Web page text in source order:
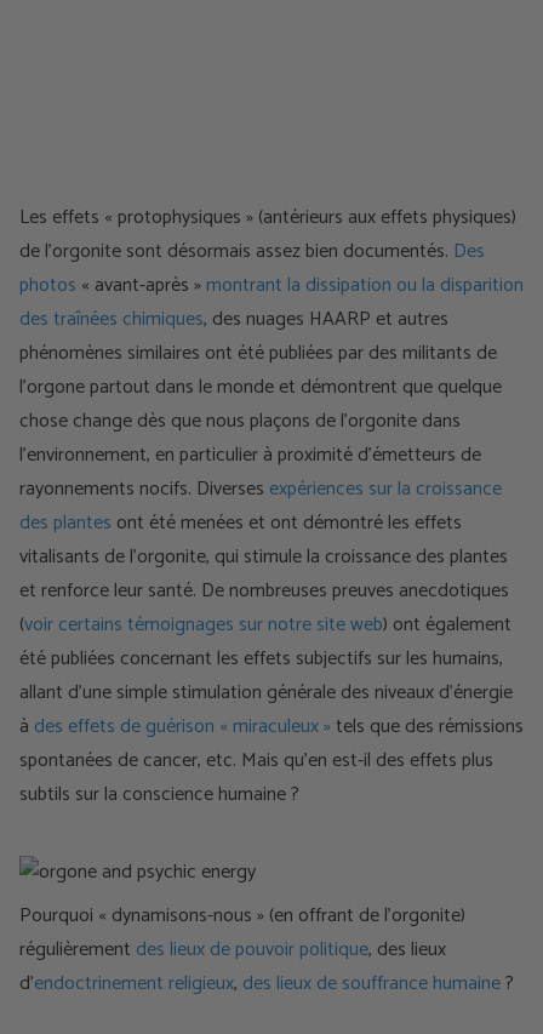
Les effets « protophysiques » (antérieurs aux effets physiques)
de l'orgonite sont désormais assez bien documentés. Des
photos « avant-après »montrant la dissipation ou la disparition
des traînées chimiques, des nuages HAARP et autres
phénomènes similaires ont été publiées par des militants de
l'orgone partout dans le monde et démontrent que quelque
chose change dès que nous plaçons de l'orgonite dans
l'environnement, en particulier à proximité d'émetteurs de
rayonnements nocifs. Diverses expériences sur la croissance
des plantes ont été menées et ont démontré les effets
vitalisants de l’orgonite, qui stimule la croissance des plantes
et renforce leur santé. De nombreuses preuves anecdotiques
(voir certains témoignages sur notre site web) ont également
été publiées concernant les effets subjectifs sur les humains,
allant d’une simple stimulation générale des niveaux d’énergie
à des effets de guérison « miraculeux »tels que des rémissions
spontanées de cancer, etc. Mais qu’en est-il des effets plus
subtils sur la conscience humaine ?
Pourquoi « dynamisons-nous » (en offrant de l’orgonite)
régulièrement des lieux de pouvoir politique, des lieux
d’endoctrinement religieux, des lieux de souffrance humaine?